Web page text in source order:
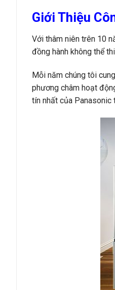
Giới Thiệu
Với thâm niên trên 10
đồng hành không thể
Mỗi năm chúng tôi
phương châm hoạt
tín nhất của